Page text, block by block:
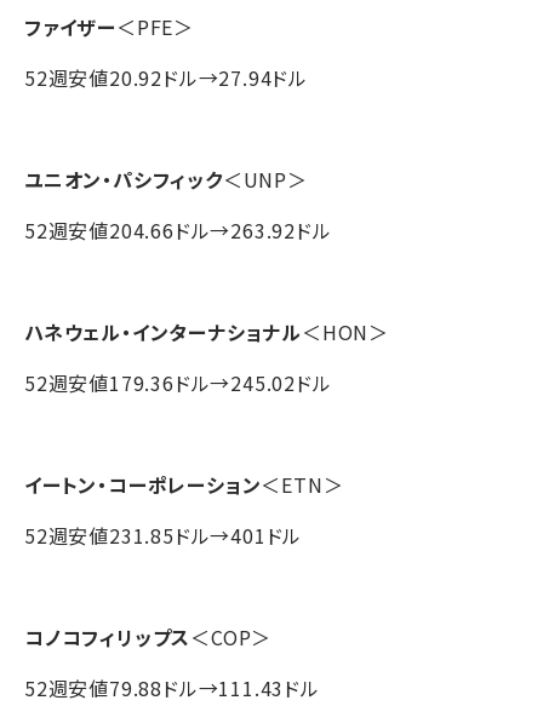
ファイザー＜PFE＞
52週安値20.92ドル→27.94ドル
ユニオン・パシフィック＜UNP＞
52週安値204.66ドル→263.92ドル
ハネウェル・インターナショナル＜HON＞
52週安値179.36ドル→245.02ドル
イートン・コーポレーション＜ETN＞
52週安値231.85ドル→401ドル
コノコフィリップス＜COP＞
52週安値79.88ドル→111.43ドル